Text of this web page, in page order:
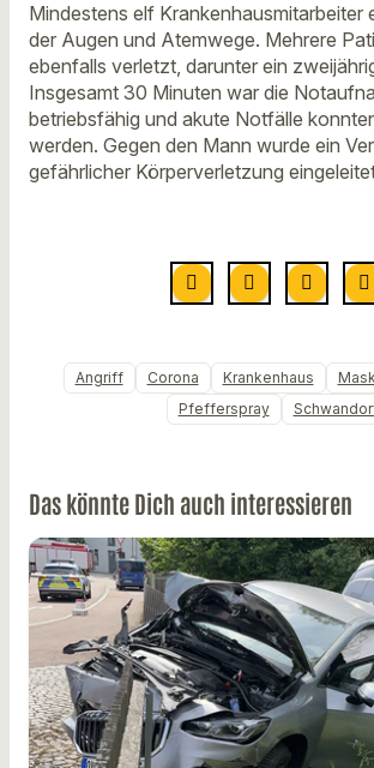
Mindestens elf Krankenhausmitarbeiter
der Augen und Atemwege. Mehrere
ebenfalls verletzt, darunter ein
Insgesamt 30 Minuten war die
betriebsfähig und akute Notfälle
werden. Gegen den Mann wurde ein
gefährlicher Körperverletzung
Angriff Corona Krankenhaus
Pfefferspray
Das könnte Dich auch interessieren